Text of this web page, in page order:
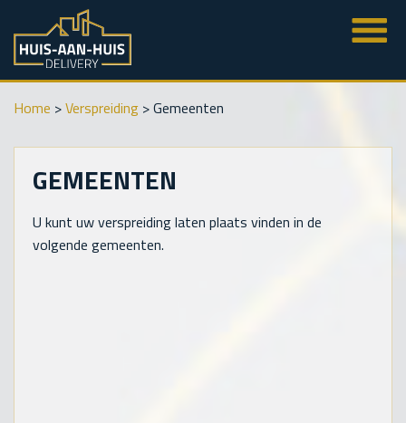
Home >Verspreiding >Gemeenten
GEMEENTEN
U kunt uw verspreiding laten plaats vinden in de
volgende gemeenten.